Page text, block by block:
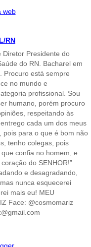
web
RN
Diretor Presidente do
do RN. Bacharel em
Procuro está sempre
no mundo e
profissional. Sou
humano, porém procuro
respeitando às
cada um dos meus
pois para o que é bom não
tenho colegas, pois
confia no homem, e
do SENHOR!”
e desagradando,
nunca esquecerei
mais eu! MEU
Face: @cosmomariz